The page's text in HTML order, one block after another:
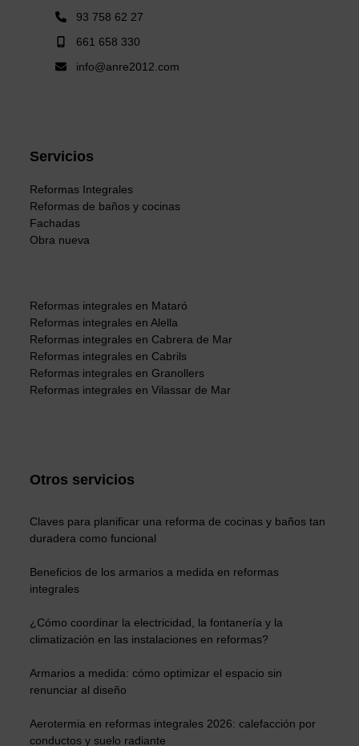
93 758 62 27
661 658 330
info@anre2012.com
Servicios
Reformas Integrales
Reformas de baños y cocinas
Fachadas
Obra nueva
Reformas integrales en Mataró
Reformas integrales en Alella
Reformas integrales en Cabrera de Mar
Reformas integrales en Cabrils
Reformas integrales en Granollers
Reformas integrales en Vilassar de Mar
Otros servicios
Claves para planificar una reforma de cocinas y baños tan
duradera como funcional
Beneficios de los armarios a medida en reformas
integrales
¿Cómo coordinar la electricidad, la fontanería y la
climatización en las instalaciones en reformas?
Armarios a medida: cómo optimizar el espacio sin
renunciar al diseño
Aerotermia en reformas integrales 2026: calefacción por
conductos y suelo radiante